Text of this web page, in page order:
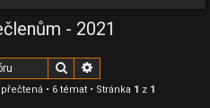
- 2021
Hledat
• 6 témat • Stránka 1 z 1